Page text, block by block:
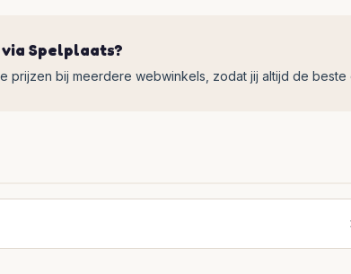
Spelplaats?
prijzen bij meerdere webwinkels, zodat jij altijd de beste